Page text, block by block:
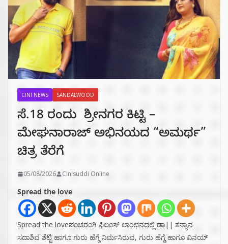
CINI NEWS SANDALWOOD
ಸೆ.18 ರಂದು ಶ್ರೀನಗರ ಕಿಟ್ಟಿ –
ಮೇಘನಾರಾಜ್ ಅಭಿನಯದ “ಅಮರ್ಥ”
ಚಿತ್ರ ತೆರೆಗೆ
05/08/2026 Cinisuddi Online
Spread the love
Spread the loveಪಂಚರಂಗಿ ಫಿಲಂಸ್ ಲಾಂಛನದಲ್ಲಿ ಡಾ|| ಕನ್ಯಾನ
ಸದಾಶಿವ ಶೆಟ್ಟಿ ಹಾಗೂ ಗುರು ಹೆಗ್ಡೆ ನಿರ್ಮಸಿರುವ, ಗುರು ಹೆಗ್ಡೆ ಹಾಗೂ ವಿನಯ್